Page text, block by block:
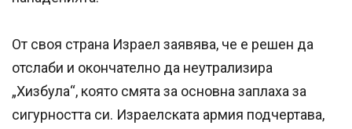
От своя страна Израел заявява, че е решен да
отслаби и окончателно да неутрализира
„Хизбула“, която смята за основна заплаха за
сигурността си. Израелската армия подчертава,